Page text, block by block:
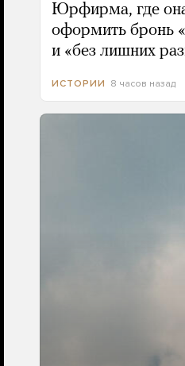
Юрфирма, где
оформить бронь
и «без лишних
ИСТОРИИ 8 часов назад